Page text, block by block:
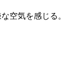
空気を感じる。